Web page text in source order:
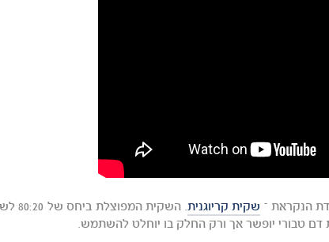
הנקראת – שקית קריוגנית
. השקית
דם טבורי יופשר אך ורק החלק בו יוחלט להשתמש.